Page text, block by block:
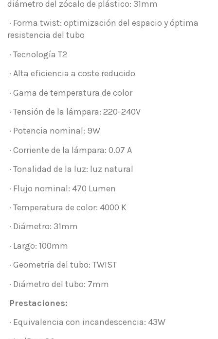
diámetro del zócalo de plástico: 31mm
· Forma twist: optimización del espacio y óptima
resistencia del tubo
· Tecnología T2
· Alta eficiencia a coste reducido
· Gama de temperatura de color
· Tensión de la lámpara: 220-240V
· Potencia nominal: 9W
· Corriente de la lámpara: 0.07 A
· Tonalidad de la luz: luz natural
· Flujo nominal: 470 Lumen
· Temperatura de color: 4000 K
· Diámetro: 31mm
· Largo: 100mm
· Geometría del tubo: TWIST
· Diámetro del tubo: 7mm
Prestaciones:
· Equivalencia con incandescencia: 43W